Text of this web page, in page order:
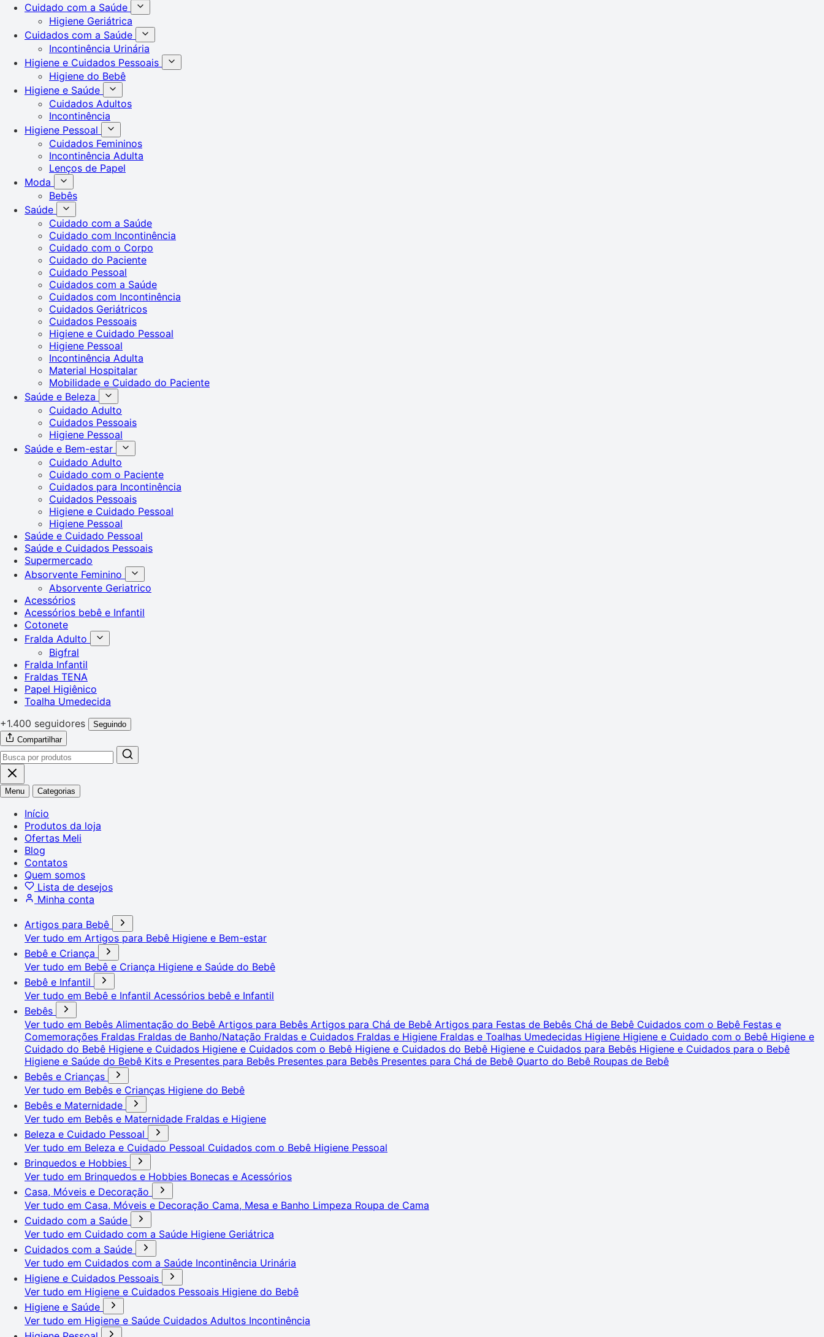
Cuidado com a Saúde
Higiene Geriátrica
Cuidados com a Saúde
Incontinência Urinária
Higiene e Cuidados Pessoais
Higiene do Bebê
Higiene e Saúde
Cuidados Adultos
Incontinência
Higiene Pessoal
Cuidados Femininos
Incontinência Adulta
Lenços de Papel
Moda
Bebês
Saúde
Cuidado com a Saúde
Cuidado com Incontinência
Cuidado com o Corpo
Cuidado do Paciente
Cuidado Pessoal
Cuidados com a Saúde
Cuidados com Incontinência
Cuidados Geriátricos
Cuidados Pessoais
Higiene e Cuidado Pessoal
Higiene Pessoal
Incontinência Adulta
Material Hospitalar
Mobilidade e Cuidado do Paciente
Saúde e Beleza
Cuidado Adulto
Cuidados Pessoais
Higiene Pessoal
Saúde e Bem-estar
Cuidado Adulto
Cuidado com o Paciente
Cuidados para Incontinência
Cuidados Pessoais
Higiene e Cuidado Pessoal
Higiene Pessoal
Saúde e Cuidado Pessoal
Saúde e Cuidados Pessoais
Supermercado
Absorvente Feminino
Absorvente Geriatrico
Acessórios
Acessórios bebê e Infantil
Cotonete
Fralda Adulto
Bigfral
Fralda Infantil
Fraldas TENA
Papel Higiênico
Toalha Umedecida
+1.400 seguidores
Seguindo
Compartilhar
Menu Categorias
Início
Produtos da loja
Ofertas Meli
Blog
Contatos
Quem somos
Lista de desejos
Minha conta
Artigos para Bebê
Ver tudo em Artigos para Bebê Higiene e Bem-estar
Bebê e Criança
Ver tudo em Bebê e Criança Higiene e Saúde do Bebê
Bebê e Infantil
Ver tudo em Bebê e Infantil Acessórios bebê e Infantil
Bebês
Ver tudo em Bebês Alimentação do Bebê Artigos para Bebês Artigos para Chá de Bebê Artigos para Festas de Bebês Chá de Bebê Cuidados com o Bebê Festas e
Comemorações Fraldas Fraldas de Banho/Natação Fraldas e Cuidados Fraldas e Higiene Fraldas e Toalhas Umedecidas Higiene Higiene e Cuidado com o Bebê Higiene e
Cuidado do Bebê Higiene e Cuidados Higiene e Cuidados com o Bebê Higiene e Cuidados do Bebê Higiene e Cuidados para Bebês Higiene e Cuidados para o Bebê
Higiene e Saúde do Bebê Kits e Presentes para Bebês Presentes para Bebês Presentes para Chá de Bebê Quarto do Bebê Roupas de Bebê
Bebês e Crianças
Ver tudo em Bebês e Crianças Higiene do Bebê
Bebês e Maternidade
Ver tudo em Bebês e Maternidade Fraldas e Higiene
Beleza e Cuidado Pessoal
Ver tudo em Beleza e Cuidado Pessoal Cuidados com o Bebê Higiene Pessoal
Brinquedos e Hobbies
Ver tudo em Brinquedos e Hobbies Bonecas e Acessórios
Casa, Móveis e Decoração
Ver tudo em Casa, Móveis e Decoração Cama, Mesa e Banho Limpeza Roupa de Cama
Cuidado com a Saúde
Ver tudo em Cuidado com a Saúde Higiene Geriátrica
Cuidados com a Saúde
Ver tudo em Cuidados com a Saúde Incontinência Urinária
Higiene e Cuidados Pessoais
Ver tudo em Higiene e Cuidados Pessoais Higiene do Bebê
Higiene e Saúde
Ver tudo em Higiene e Saúde Cuidados Adultos Incontinência